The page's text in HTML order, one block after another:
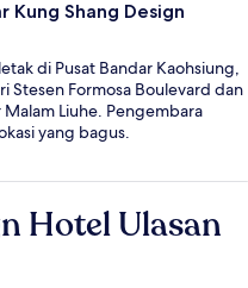
Kung Shang Design
di Pusat Bandar Kaohsiung,
Stesen Formosa Boulevard dan
Liuhe. Pengembara
yang bagus.
Hotel Ulasan